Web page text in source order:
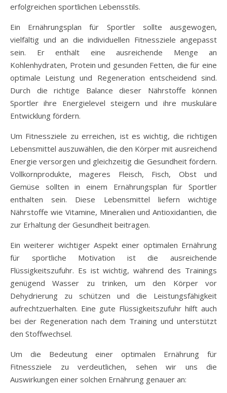
erfolgreichen sportlichen Lebensstils.
Ein Ernährungsplan für Sportler sollte ausgewogen,
vielfältig und an die individuellen Fitnessziele angepasst
sein. Er enthält eine ausreichende Menge an
Kohlenhydraten, Protein und gesunden Fetten, die für eine
optimale Leistung und Regeneration entscheidend sind.
Durch die richtige Balance dieser Nährstoffe können
Sportler ihre Energielevel steigern und ihre muskuläre
Entwicklung fördern.
Um Fitnessziele zu erreichen, ist es wichtig, die richtigen
Lebensmittel auszuwählen, die den Körper mit ausreichend
Energie versorgen und gleichzeitig die Gesundheit fördern.
Vollkornprodukte, mageres Fleisch, Fisch, Obst und
Gemüse sollten in einem Ernährungsplan für Sportler
enthalten sein. Diese Lebensmittel liefern wichtige
Nährstoffe wie Vitamine, Mineralien und Antioxidantien, die
zur Erhaltung der Gesundheit beitragen.
Ein weiterer wichtiger Aspekt einer optimalen Ernährung
für sportliche Motivation ist die ausreichende
Flüssigkeitszufuhr. Es ist wichtig, während des Trainings
genügend Wasser zu trinken, um den Körper vor
Dehydrierung zu schützen und die Leistungsfähigkeit
aufrechtzuerhalten. Eine gute Flüssigkeitszufuhr hilft auch
bei der Regeneration nach dem Training und unterstützt
den Stoffwechsel.
Um die Bedeutung einer optimalen Ernährung für
Fitnessziele zu verdeutlichen, sehen wir uns die
Auswirkungen einer solchen Ernährung genauer an: